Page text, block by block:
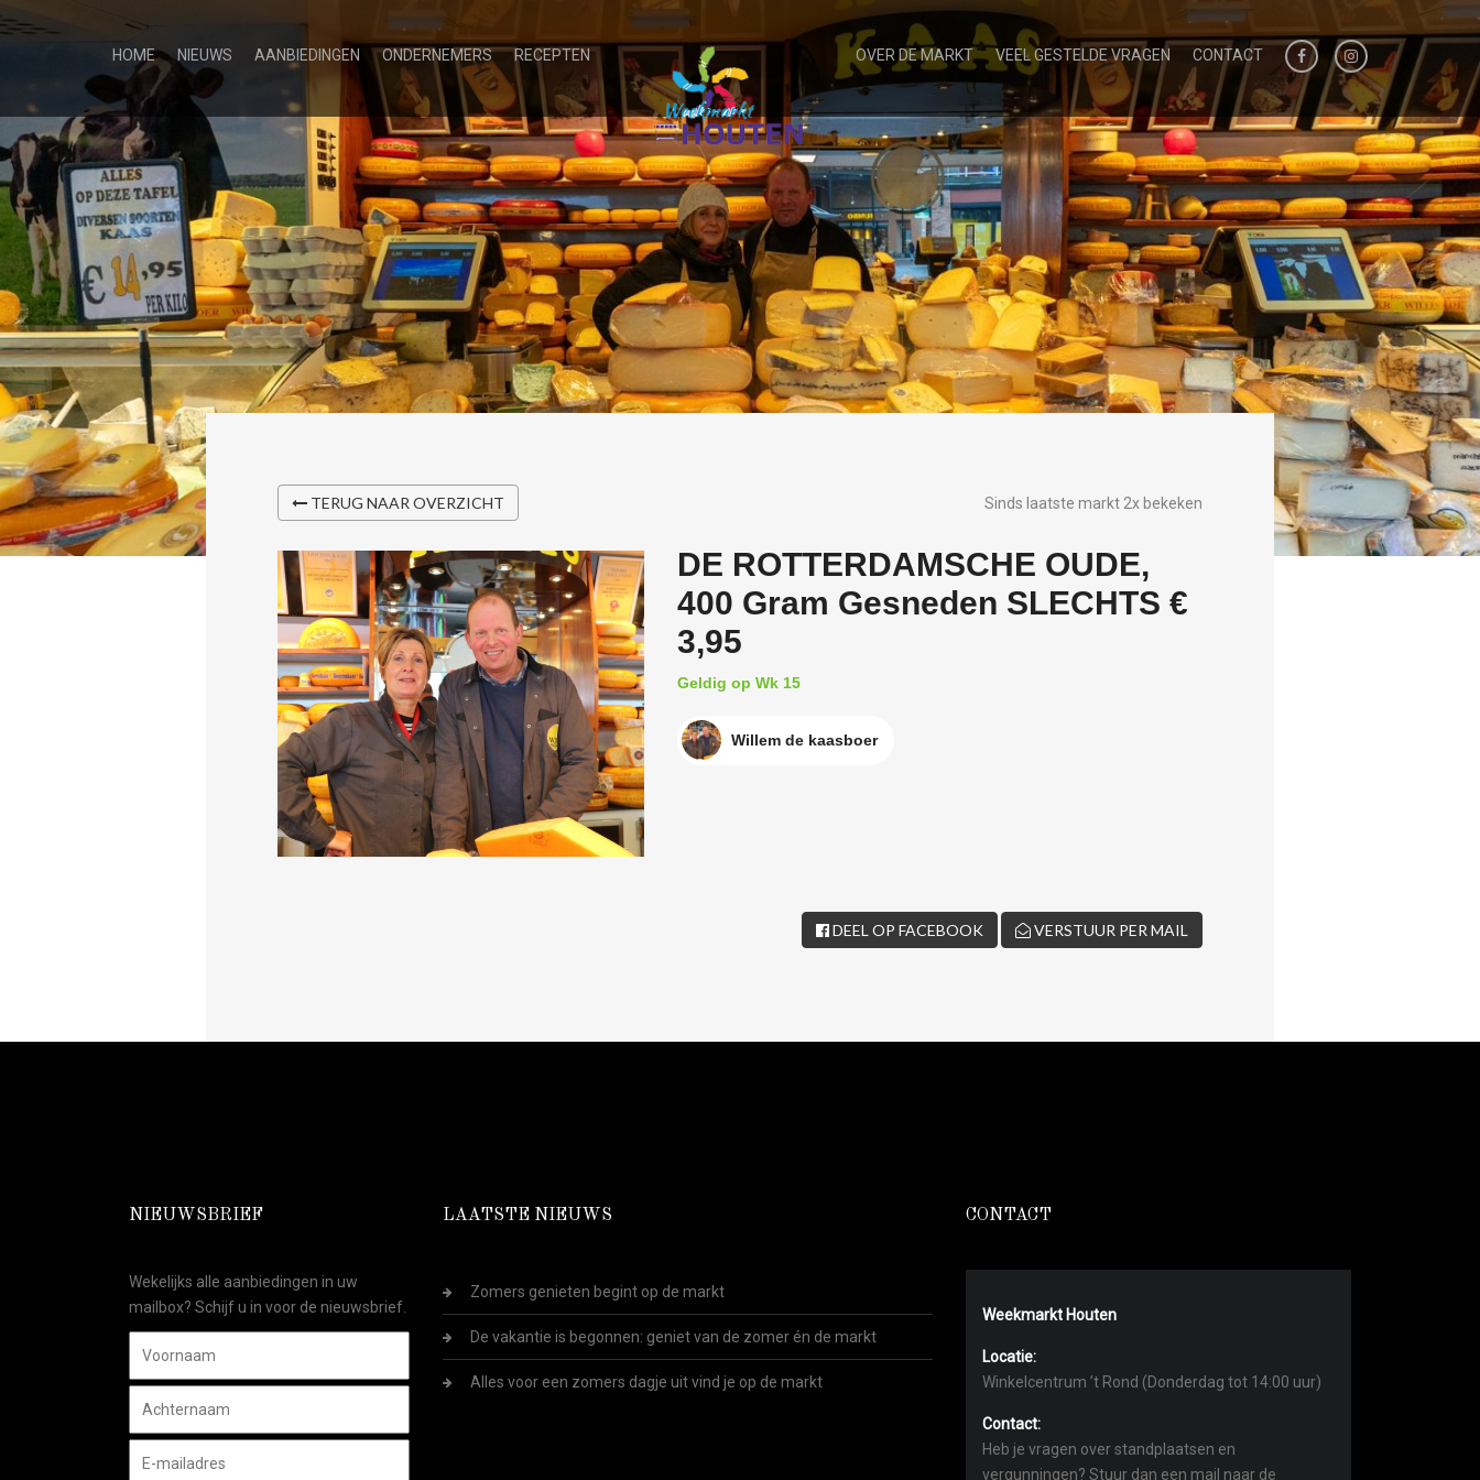
HOME NIEUWS AANBIEDINGEN ONDERNEMERS RECEPTEN OVER DE MARKT VEEL GESTELDE VRAGEN CONTACT
TERUG NAAR OVERZICHT Sinds laatste markt 2x bekeken
DE ROTTERDAMSCHE OUDE,
400 Gram Gesneden SLECHTS €
3,95
Geldig op Wk 15
Willem de kaasboer
DEEL OP FACEBOOK VERSTUUR PER MAIL
NIEUWSBRIEF
Wekelijks alle aanbiedingen in uw
mailbox? Schijf u in voor de nieuwsbrief.
LAATSTE NIEUWS
Zomers genieten begint op de markt
De vakantie is begonnen: geniet van de zomer én de markt
Alles voor een zomers dagje uit vind je op de markt
CONTACT
Weekmarkt Houten
Locatie:
Winkelcentrum ’t Rond (Donderdag tot 14:00 uur)
Contact:
Heb je vragen over standplaatsen en
vergunningen? Stuur dan een mail naar de